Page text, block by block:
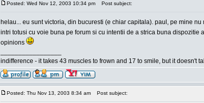
Posted: Wed Nov 12, 2003 10:34 pm Post subject:
helau... eu sunt victoria, din bucuresti (e chiar capitala). paul, pe mine
intri totusi cu voie buna pe forum si cu intentii de a strica buna
opinions
indifference - it takes 43 muscles to frown and 17 to smile, but it doesn't
Posted: Thu Nov 13, 2003 8:34 am Post subject: